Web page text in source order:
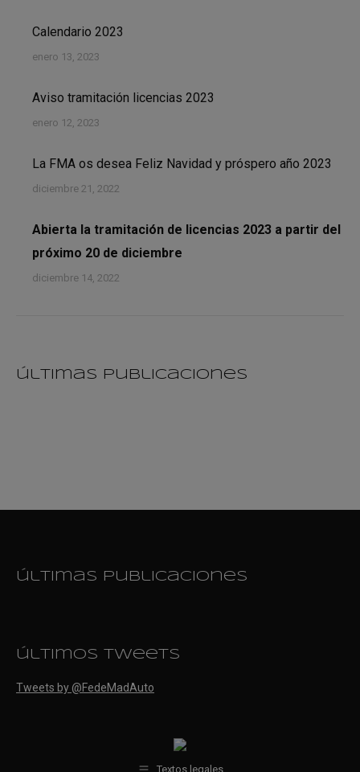
Calendario 2023
enero 13, 2023
Aviso tramitación licencias 2023
enero 12, 2023
La FMA os desea Feliz Navidad y próspero año 2023
diciembre 21, 2022
Abierta la tramitación de licencias 2023 a partir del
próximo 20 de diciembre
diciembre 14, 2022
últimas publicaciones
últimas publicaciones
últimos tweets
Tweets by @FedeMadAuto
Textos legales